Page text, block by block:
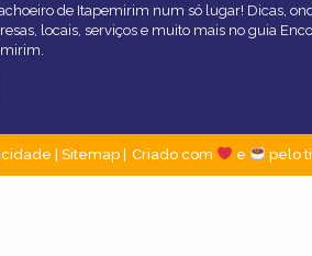
de Itapemirim num só lugar! Dicas,
locais, serviços e muito mais no guia
| Sitemap Criado com e pelo